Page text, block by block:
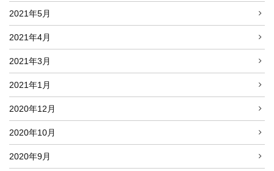
2021年5月
2021年4月
2021年3月
2021年1月
2020年12月
2020年10月
2020年9月